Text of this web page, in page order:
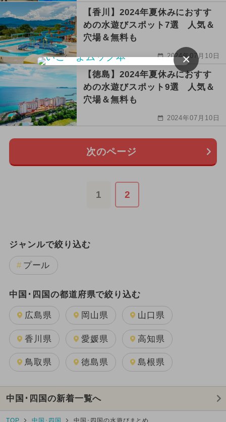
【香川】2024年夏休みにおすす
めの水遊びスポット7選 人気＆
穴場＆無料も
2024年07月10日
【徳島】2024年夏休みにおすす
めの水遊びスポット9選 人気＆
穴場＆無料も
2024年07月10日
次のページ
1 2
ジャンルで絞り込む
プール
中国･四国の都道府県で絞り込む
広島県 岡山県 山口県
香川県 愛媛県 高知県
鳥取県 徳島県 島根県
中国･四国の新着一覧へ
×